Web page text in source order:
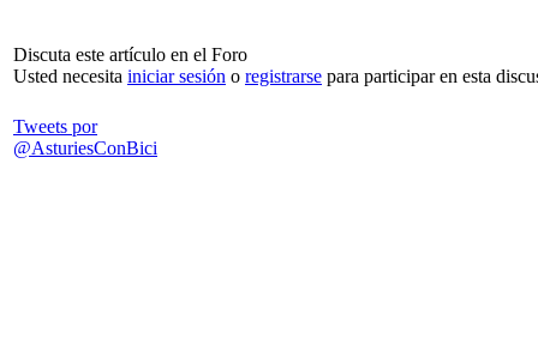
Discuta este artículo en el Foro
Usted necesita iniciar sesión o registrarse para participar en esta
Tweets por
@AsturiesConBici